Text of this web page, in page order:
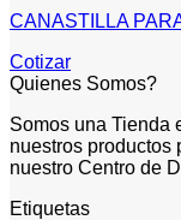
CANASTILLA
Cotizar
Quienes Somos?
Somos una Tienda
nuestros productos
nuestro Centro de
Etiquetas